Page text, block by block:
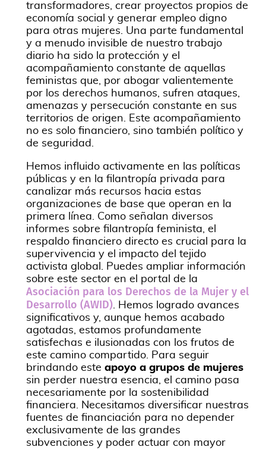
transformadores, crear proyectos propios de
economía social y generar empleo digno
para otras mujeres. Una parte fundamental
y a menudo invisible de nuestro trabajo
diario ha sido la protección y el
acompañamiento constante de aquellas
feministas que, por abogar valientemente
por los derechos humanos, sufren ataques,
amenazas y persecución constante en sus
territorios de origen. Este acompañamiento
no es solo financiero, sino también político y
de seguridad.
Hemos influido activamente en las políticas
públicas y en la filantropía privada para
canalizar más recursos hacia estas
organizaciones de base que operan en la
primera línea. Como señalan diversos
informes sobre filantropía feminista, el
respaldo financiero directo es crucial para la
supervivencia y el impacto del tejido
activista global. Puedes ampliar información
sobre este sector en el portal de la
Asociación para los Derechos de la Mujer y el
Desarrollo (AWID). Hemos logrado avances
significativos y, aunque hemos acabado
agotadas, estamos profundamente
satisfechas e ilusionadas con los frutos de
este camino compartido. Para seguir
brindando este apoyo a grupos de mujeres
sin perder nuestra esencia, el camino pasa
necesariamente por la sostenibilidad
financiera. Necesitamos diversificar nuestras
fuentes de financiación para no depender
exclusivamente de las grandes
subvenciones y poder actuar con mayor